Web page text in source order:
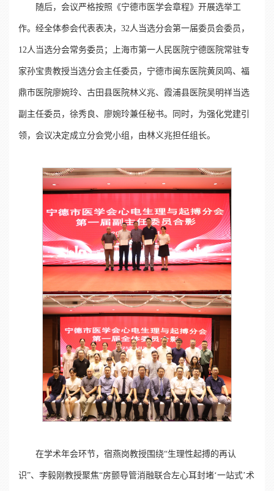
随后，会议严格按照《宁德市医学会章程》开展选举工
作。经全体参会代表表决，32人当选分会第一届委员会委员，
12人当选分会常务委员；上海市第一人民医院宁德医院常驻专
家孙宝贵教授当选分会主任委员，宁德市闽东医院黄凤鸣、福
鼎市医院廖婉玲、古田县医院林义兆、霞浦县医院吴明祥当选
副主任委员，徐秀良、廖婉玲兼任秘书。同时，为强化党建引
领，会议决定成立分会党小组，由林义兆担任组长。
在学术年会环节，宿燕岗教授围绕“生理性起搏的再认
识”、李毅刚教授聚焦“房颤导管消融联合左心耳封堵‘一站式’术